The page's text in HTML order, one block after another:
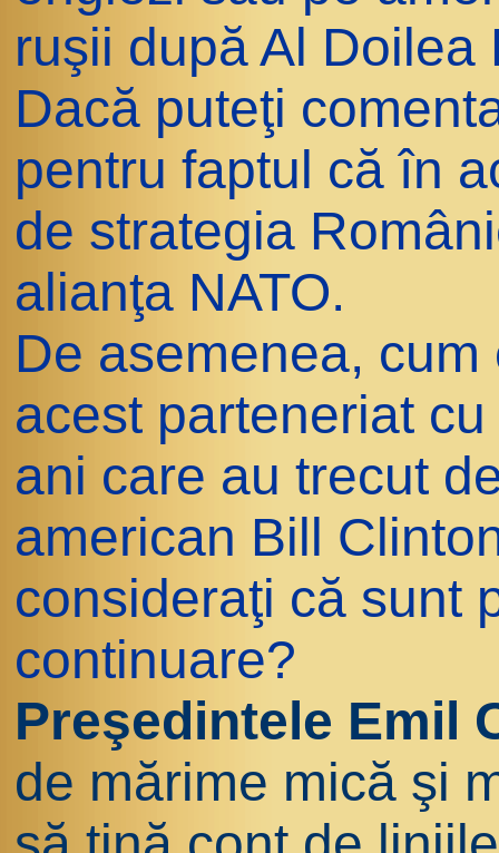
ruşii după Al
Dacă puteţi
pentru faptul că în
de strategia
alianţa NATO.
De asemenea,
acest parteneriat
ani care au trecut
american Bill
consideraţi că sunt
continuare?
Preşedintele Emil
de mărime mică şi